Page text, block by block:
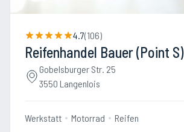
4.7(106)
Reifenhandel Bauer (Point S)
Gobelsburger Str. 25
3550 Langenlois
Werkstatt Motorrad Reifen